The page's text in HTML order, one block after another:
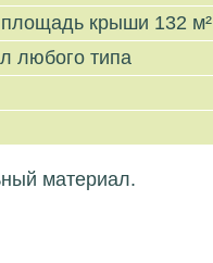
крыши 132 м²
любого типа
материал.